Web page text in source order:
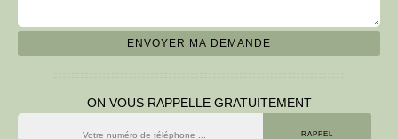
ON VOUS RAPPELLE GRATUITEMENT